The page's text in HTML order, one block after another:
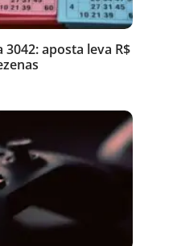
3042: aposta leva R$